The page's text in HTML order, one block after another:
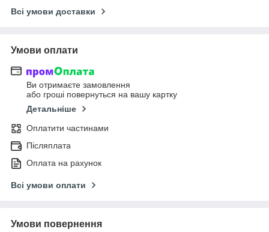
Всі умови доставки
Умови оплати
Ви отримаєте замовлення
або гроші повернуться на вашу картку
Детальніше
Оплатити частинами
Післяплата
Оплата на рахунок
Всі умови оплати
Умови повернення